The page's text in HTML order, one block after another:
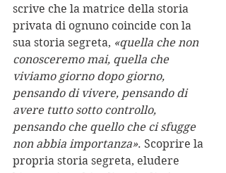
scrive che la matrice della storia
privata di ognuno coincide con la
sua storia segreta, «quella che non
conosceremo mai, quella che
viviamo giorno dopo giorno,
pensando di vivere, pensando di
avere tutto sotto controllo,
pensando che quello che ci sfugge
non abbia importanza». Scoprire la
propria storia segreta, eludere